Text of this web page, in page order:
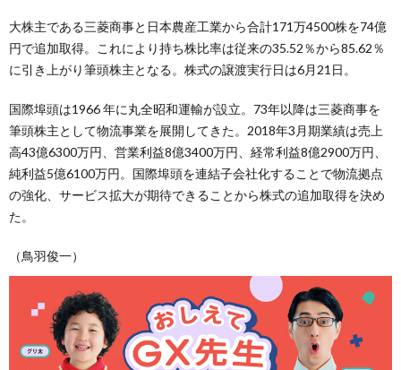
大株主である三菱商事と日本農産工業から合計171万4500株を74億
円で追加取得。これにより持ち株比率は従来の35.52％から85.62％
に引き上がり筆頭株主となる。株式の譲渡実行日は6月21日。
国際埠頭は1966 年に丸全昭和運輸が設立。73年以降は三菱商事を
筆頭株主として物流事業を展開してきた。2018年3月期業績は売上
高43億6300万円、営業利益8億3400万円、経常利益8億2900万円、
純利益5億6100万円。国際埠頭を連結子会社化することで物流拠点
の強化、サービス拡大が期待できることから株式の追加取得を決め
た。
（鳥羽俊一）